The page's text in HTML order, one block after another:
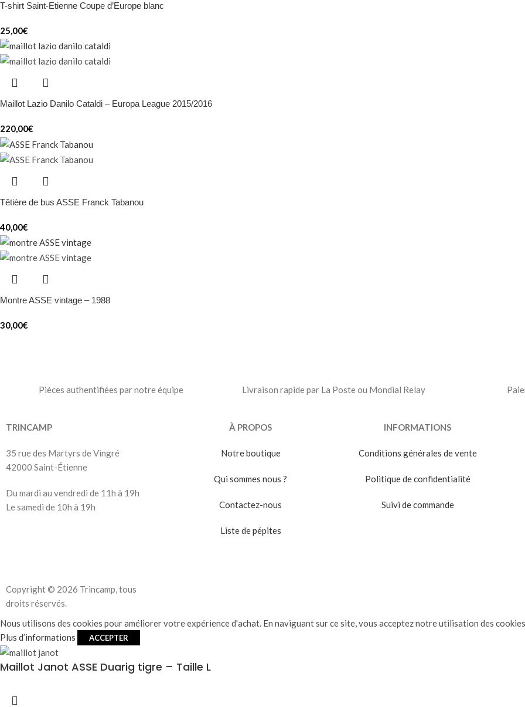
T-shirt Saint-Etienne Coupe d’Europe blanc
25,00€
Maillot Lazio Danilo Cataldi – Europa League 2015/2016
220,00€
Têtière de bus ASSE Franck Tabanou
40,00€
Montre ASSE vintage – 1988
30,00€
Pièces authentifiées par notre équipe Livraison rapide par La Poste ou Mondial Relay
TRINCAMP
35 rue des Martyrs de Vingré
42000 Saint-Étienne
Du mardi au vendredi de 11h à 19h
Le samedi de 10h à 19h
Copyright © 2026 Trincamp, tous
droits réservés.
À PROPOS
Notre boutique
Qui sommes nous ?
Contactez-nous
Liste de pépites
INFORMATIONS
Conditions générales de vente
Politique de confidentialité
Suivi de commande
Nous utilisons des cookies pour améliorer votre expérience d'achat. En naviguant sur ce site, vous acceptez notre utilisation des
Plus d’informations
ACCEPTER
Maillot Janot ASSE Duarig tigre – Taille L